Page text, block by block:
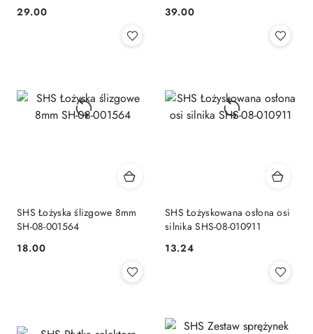
Cena:
29.00 Cena:
39.00
SHS Łożyska ślizgowe 8mm
SH-08-001564
Cena:
18.00
SHS Łożyskowana osłona osi
silnika SHS-08-010911
Cena:
13.24